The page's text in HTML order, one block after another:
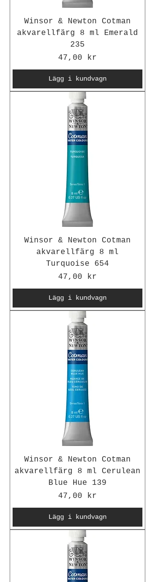
Winsor & Newton Cotman
akvarellfärg 8 ml Emerald
235
Pris
47,00 kr
Lägg i kundvagn
Winsor & Newton Cotman
akvarellfärg 8 ml
Turquoise 654
Pris
47,00 kr
Lägg i kundvagn
Winsor & Newton Cotman
akvarellfärg 8 ml Cerulean
Blue Hue 139
Pris
47,00 kr
Lägg i kundvagn